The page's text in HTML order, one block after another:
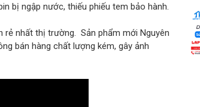
bị ngập nước, thiếu phiếu tem bảo hành.
rẻ nhất thị trường. Sản phẩm mới Nguyên
bán hàng chất lượng kém, gây ảnh